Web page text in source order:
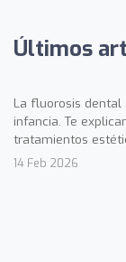
Últimos
La fluorosis
infancia. Te
tratamientos
14 Feb 2026